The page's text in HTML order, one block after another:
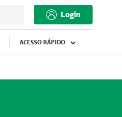
Login
ACESSO RÁPIDO